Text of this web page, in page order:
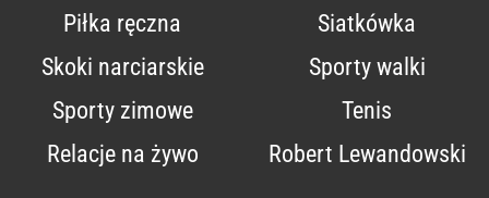
Piłka ręczna
Siatkówka
Skoki narciarskie
Sporty walki
Sporty zimowe
Tenis
Relacje na żywo
Robert Lewandowski